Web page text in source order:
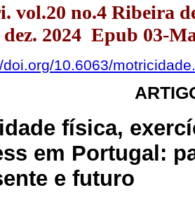
vol.20 no.4 Ribeira
dez. 2024 Epub 03-
doi.org/10.6063/
física,
em Portugal:
e futuro